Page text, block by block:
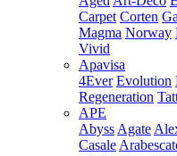
Carpet Corten
Magma Norway
Vivid
Apavisa
4Ever Evolution
Regeneration
APE
Abyss Agate
Casale